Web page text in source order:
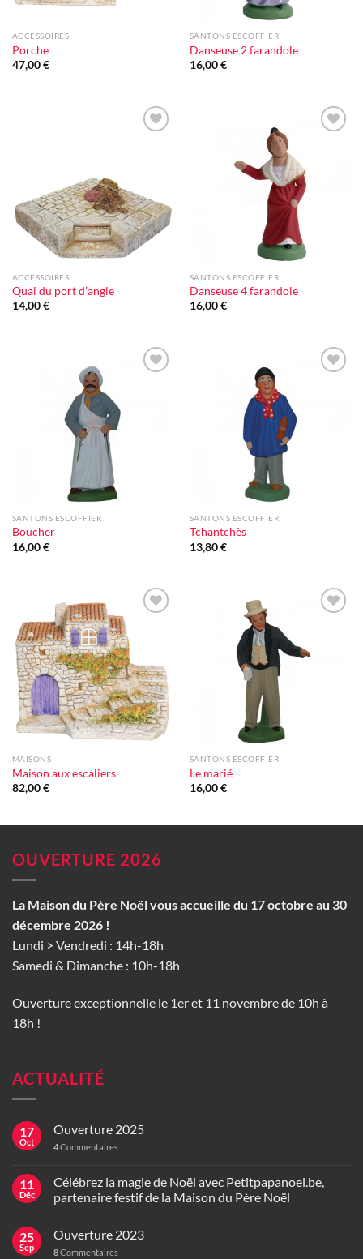
ACCESSOIRES
Porche
47,00€
SANTONS ESCOFFIER
Danseuse 2 farandole
16,00€
ACCESSOIRES
Quai du port d’angle
14,00€
SANTONS ESCOFFIER
Danseuse 4 farandole
16,00€
SANTONS ESCOFFIER
Boucher
16,00€
SANTONS ESCOFFIER
Tchantchès
13,80€
MAISONS
Maison aux escaliers
82,00€
SANTONS ESCOFFIER
Le marié
16,00€
OUVERTURE 2026
La Maison du Père Noël vous accueille du 17 octobre au 30
décembre 2026 !
Lundi > Vendredi : 14h-18h
Samedi & Dimanche : 10h-18h
Ouverture exceptionnelle le 1er et 11 novembre de 10h à
18h !
ACTUALITÉ
17
Oct
Ouverture 2025
4Commentaires
11
Déc
Célébrez la magie de Noël avec Petitpapanoel.be,
partenaire festif de la Maison du Père Noël
25
Sep
Ouverture 2023
8Commentaires